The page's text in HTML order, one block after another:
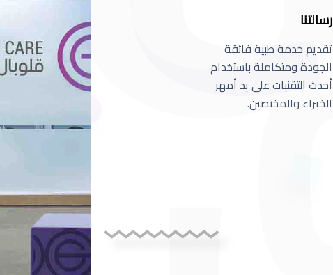
رسالتنا
تقديم خدمة طبية فائقة
الجودة ومتكاملة باستخدام
أحدث التقنيات على يد أمهر
الخبراء والمختصين.